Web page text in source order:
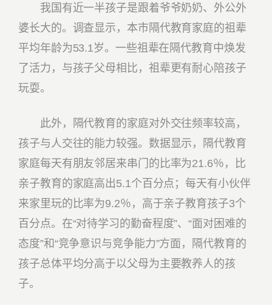
我国有近一半孩子是跟着爷爷奶奶、外公外
婆长大的。调查显示，本市隔代教育家庭的祖辈
平均年龄为53.1岁。一些祖辈在隔代教育中焕发
了活力，与孩子父母相比，祖辈更有耐心陪孩子
玩耍。
此外，隔代教育的家庭对外交往频率较高，
孩子与人交往的能力较强。数据显示，隔代教育
家庭每天有朋友邻居来串门的比率为21.6％，比
亲子教育的家庭高出5.1个百分点；每天有小伙伴
来家里玩的比率为9.2％，高于亲子教育孩子3个
百分点。在“对待学习的勤奋程度”、“面对困难的
态度”和“竞争意识与竞争能力”方面，隔代教育的
孩子总体平均分高于以父母为主要教养人的孩
子。